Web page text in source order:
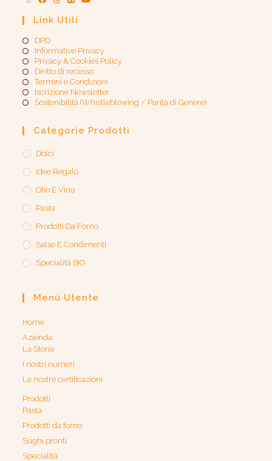
Link Utili
DPO
Informative Privacy
Privacy & Cookies Policy
Diritto di recesso
Termini e Condizioni
Iscrizione Newsletter
Sostenibilità (Whistleblowing / Parità di Genere)​
Categorie Prodotti
Dolci
Idee Regalo
Olio E Vino
Pasta
Prodotti Da Forno
Salse E Condimenti
Specialità BIO
Menù Utente
Home
Azienda
La Storia
I nostri numeri
Le nostre certificazioni
Prodotti
Pasta
Prodotti da forno
Sughi pronti
Specialità